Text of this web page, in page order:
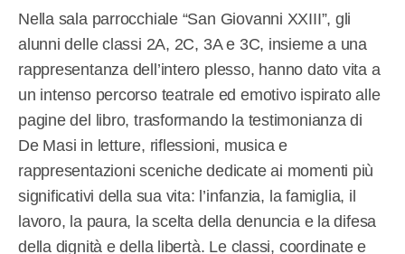
Nella sala parrocchiale “San Giovanni XXIII”, gli
alunni delle classi 2A, 2C, 3A e 3C, insieme a una
rappresentanza dell’intero plesso, hanno dato vita a
un intenso percorso teatrale ed emotivo ispirato alle
pagine del libro, trasformando la testimonianza di
De Masi in letture, riflessioni, musica e
rappresentazioni sceniche dedicate ai momenti più
significativi della sua vita: l’infanzia, la famiglia, il
lavoro, la paura, la scelta della denuncia e la difesa
della dignità e della libertà. Le classi, coordinate e